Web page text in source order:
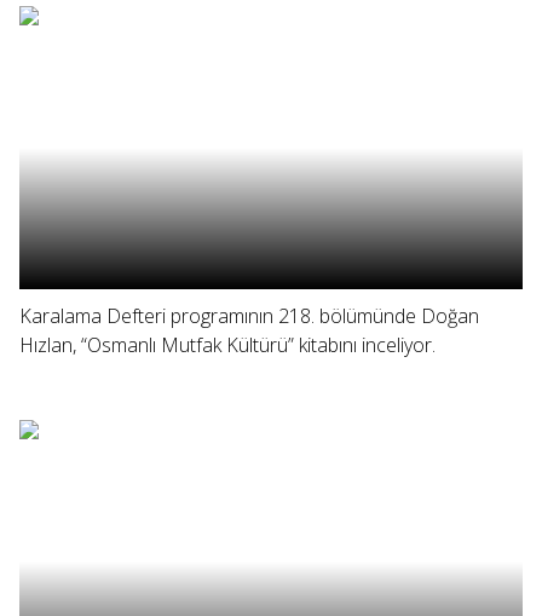
Karalama Defteri programının 218. bölümünde Doğan
Hızlan, “Osmanlı Mutfak Kültürü” kitabını inceliyor.